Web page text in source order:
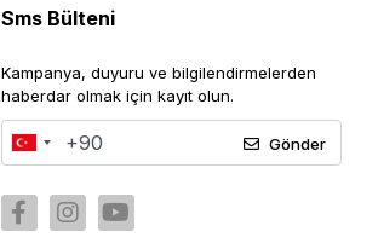
Sms Bülteni
Kampanya, duyuru ve bilgilendirmelerden
haberdar olmak için kayıt olun.
Gönder